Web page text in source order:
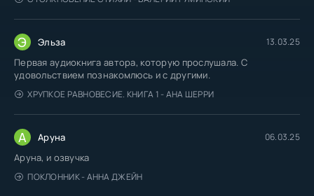
Э Эльза 13.03.25
Первая аудиокнига автора, которую прослушала. С
удовольствием познакомлюсь и с другими.
ХРУПКОЕ РАВНОВЕСИЕ. КНИГА 1 - АНА ШЕРРИ
А Аруна 06.03.25
Аруна, и озвучка
ПОКЛОННИК - АННА ДЖЕЙН